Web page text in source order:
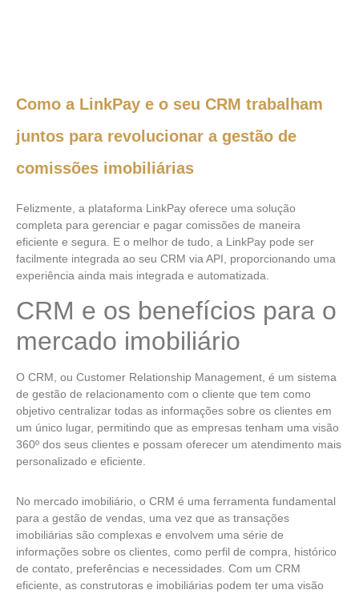
Como a LinkPay e o seu CRM trabalham
juntos para revolucionar a gestão de
comissões imobiliárias
Felizmente, a plataforma LinkPay oferece uma solução
completa para gerenciar e pagar comissões de maneira
eficiente e segura. E o melhor de tudo, a LinkPay pode ser
facilmente integrada ao seu CRM via API, proporcionando uma
experiência ainda mais integrada e automatizada.
CRM e os benefícios para o
mercado imobiliário
O CRM, ou Customer Relationship Management, é um sistema
de gestão de relacionamento com o cliente que tem como
objetivo centralizar todas as informações sobre os clientes em
um único lugar, permitindo que as empresas tenham uma visão
360º dos seus clientes e possam oferecer um atendimento mais
personalizado e eficiente.
No mercado imobiliário, o CRM é uma ferramenta fundamental
para a gestão de vendas, uma vez que as transações
imobiliárias são complexas e envolvem uma série de
informações sobre os clientes, como perfil de compra, histórico
de contato, preferências e necessidades. Com um CRM
eficiente, as construtoras e imobiliárias podem ter uma visão